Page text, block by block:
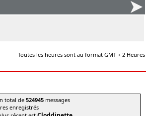
Toutes les heures sont au format GMT + 2 Heures
total de524945 messages
enregistrés